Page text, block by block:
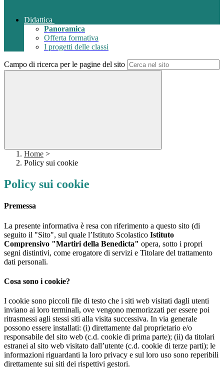
Didattica
Panoramica
Offerta formativa
I progetti delle classi
Campo di ricerca per le pagine del sito
Home >
Policy sui cookie
Policy sui cookie
Premessa
La presente informativa è resa con riferimento a questo sito (di
seguito il "Sito", sul quale l’Istituto Scolastico Istituto
Comprensivo "Martiri della Benedicta" opera, sotto i propri
segni distintivi, come erogatore di servizi e Titolare del trattamento
dati personali.
Cosa sono i cookie?
I cookie sono piccoli file di testo che i siti web visitati dagli utenti
inviano ai loro terminali, ove vengono memorizzati per essere poi
ritrasmessi agli stessi siti alla visita successiva. In via generale
possono essere installati: (i) direttamente dal proprietario e/o
responsabile del sito web (c.d. cookie di prima parte); (ii) da titolari
estranei al sito web visitato dall’utente (c.d. cookie di terze parti); le
informazioni riguardanti la loro privacy e sul loro uso sono reperibili
direttamente sui siti dei rispettivi gestori.